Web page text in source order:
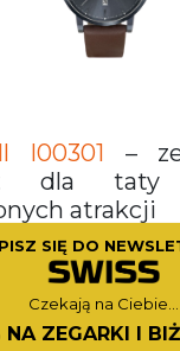
I00301 –
dla
atrakcji
kto kocha
pilotem.
rozwijać
SIĘ DO
Czekają na Ciebie...
NA ZEGARKI I